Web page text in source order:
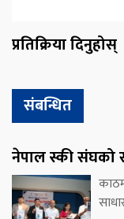
प्रतिक्रिया दिनुहोस्
संबन्धित
नेपाल स्की संघको